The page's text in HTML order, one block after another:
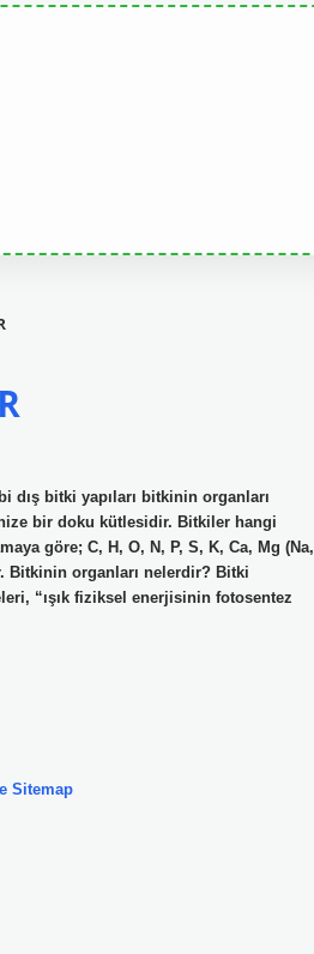
bitki yapıları bitkinin organları
bir doku kütlesidir. Bitkiler hangi
göre; C, H, O, N, P, S, K, Ca, Mg (Na,
Bitkinin organları nelerdir? Bitki
“ışık fiziksel enerjisinin fotosentez
Sitemap